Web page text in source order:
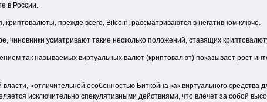
в России.
прежде всего, Bitcoin, рассматриваются в негативном ключе.
чиновники усматривают такие несколько положений, ставящих
так называемых виртуальных валют (криптовалют) показывает рост
«отличительной особенностью Биткойна как виртуального
исключительно спекулятивными действиями, что влечет за собой